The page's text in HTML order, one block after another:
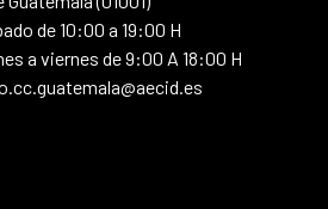
de 10:00 a 19:00 H
a viernes de 9:00 A 18:00 H